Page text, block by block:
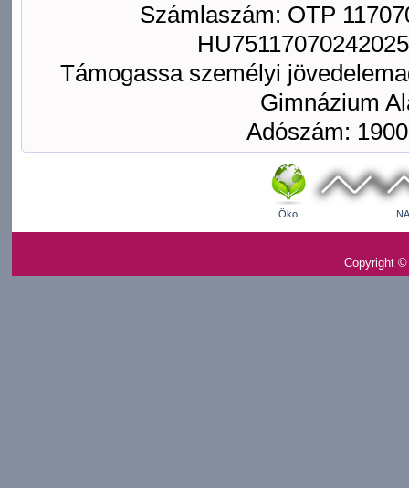
Számlaszám: OTP
Támogassa személyi
Gimnázium
Adószám:
Öko
Copyright